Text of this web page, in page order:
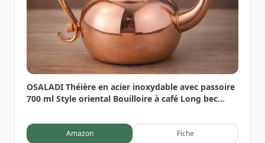
OSALADI Théière en acier inoxydable avec passoire
700 ml Style oriental Bouilloire à café Long bec
Amazon Fiche